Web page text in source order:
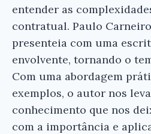
entender as
contratual. Paulo
presenteia com uma
envolvente, tornando o
Com uma abordagem
exemplos, o autor nos
conhecimento que nos
com a importância e